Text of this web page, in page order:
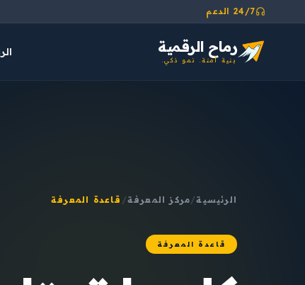
24/7 الدعم
رماح الرقمية
بنية آمنة. نمو ذكي.
الرئيسية/مركز المعرفة/ قاعدة المعرفة
قاعدة المعرفة